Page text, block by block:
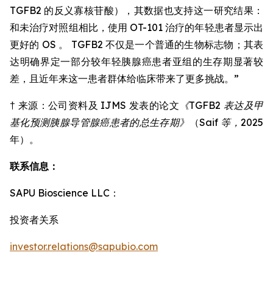
TGFB2 的反义寡核苷酸），其数据也支持这一研究结果：
和未治疗对照组相比，使用 OT-101 治疗的年轻患者显示出
更好的 OS 。 TGFB2 不仅是一个普通的生物标志物；其表
达明确界定一部分较年轻胰腺癌患者亚组的生存期显著较
差，且近年来这一患者群体给临床带来了更多挑战。”
† 来源：公司资料及 IJMS 发表的论文 《TGFB2 表达及甲
基化预测胰腺导管腺癌患者的总生存期》
（Saif 等，2025
年）。
联系信息：
SAPU Bioscience LLC：
投资者关系
investor.relations@sapubio.com